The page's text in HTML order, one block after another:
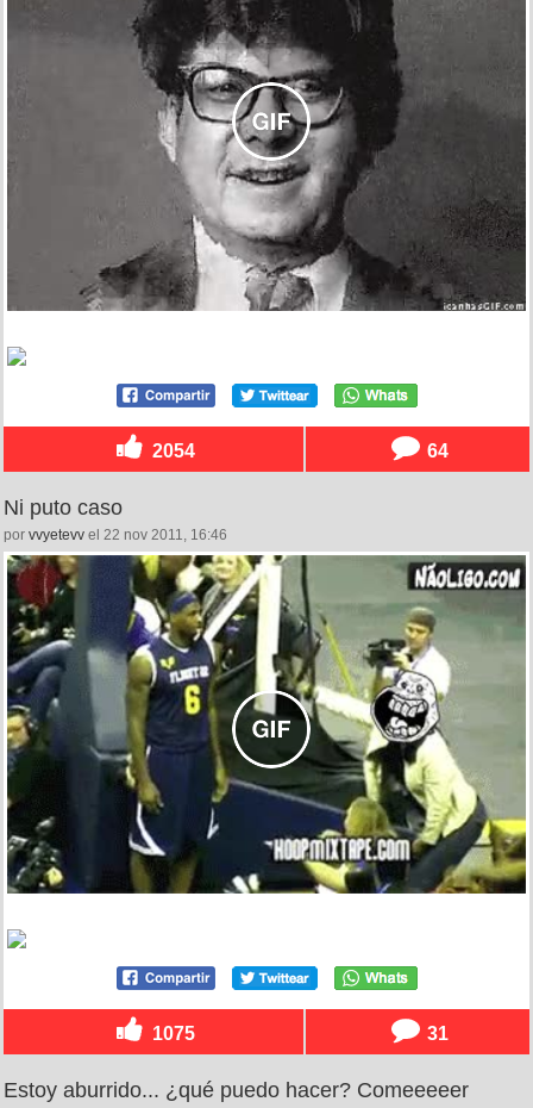
2054 64
Ni puto caso
por vvyetevv el 22 nov 2011, 16:46
1075 31
Estoy aburrido... ¿qué puedo hacer? Comeeeeer